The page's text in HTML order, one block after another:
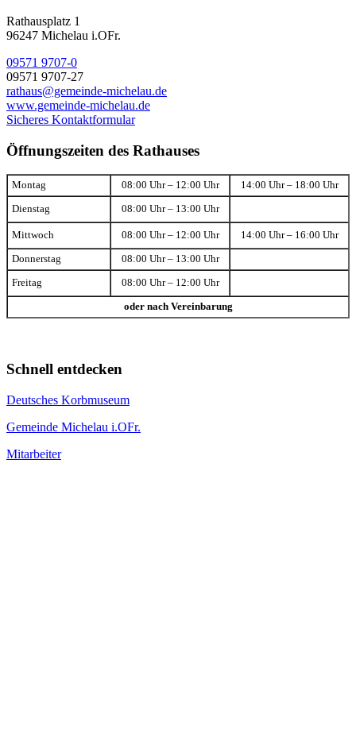
Rathausplatz 1
96247 Michelau i.OFr.
09571 9707-0
09571 9707-27
rathaus@gemeinde-michelau.de
www.gemeinde-michelau.de
Sicheres Kontaktformular
Öffnungszeiten des Rathauses
Montag 08:00 Uhr – 12:00 Uhr 14:00 Uhr – 18:00 Uhr
Dienstag 08:00 Uhr – 13:00 Uhr
Mittwoch 08:00 Uhr – 12:00 Uhr 14:00 Uhr – 16:00 Uhr
Donnerstag 08:00 Uhr – 13:00 Uhr
Freitag 08:00 Uhr – 12:00 Uhr
oder nach Vereinbarung
Schnell entdecken
Deutsches Korbmuseum
Gemeinde Michelau i.OFr.
Mitarbeiter